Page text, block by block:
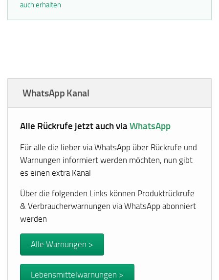
auch erhalten
WhatsApp Kanal
Alle Rückrufe jetzt auch viaWhatsApp
Für alle die lieber via WhatsApp über Rückrufe und
Warnungen informiert werden möchten, nun gibt
es einen extra Kanal
Über die folgenden Links können Produktrückrufe
& Verbraucherwarnungen via WhatsApp abonniert
werden
Alle Warnungen >
Lebensmittelwarnungen >